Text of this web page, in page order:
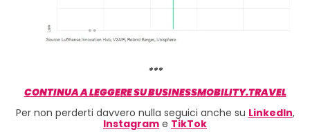
***
CONTINUA A LEGGERE SU BUSINESSMOBILITY.TRAVEL
Per non perderti davvero nulla seguici anche su LinkedIn,
Instagram e TikTok